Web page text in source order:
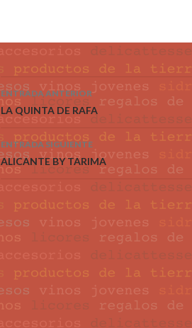
Navegación de entradas
ENTRADA ANTERIOR
LA QUINTA DE RAFA
ENTRADA SIGUIENTE
ALICANTE BY TARIMA